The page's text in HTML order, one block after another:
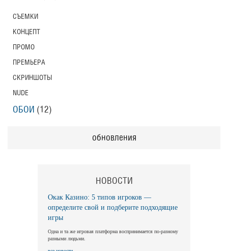
СЪЕМКИ
КОНЦЕПТ
ПРОМО
ПРЕМЬЕРА
СКРИНШОТЫ
NUDE
ОБОИ (12)
обновления
НОВОСТИ
Окак Казино: 5 типов игроков —
определите свой и подберите подходящие
игры
Одна и та же игровая платформа воспринимается по-разному
разными людьми.